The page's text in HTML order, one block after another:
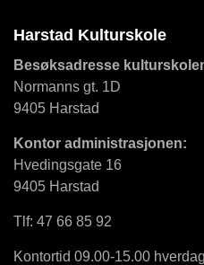
Harstad Kulturskole
Besøksadresse
Normanns gt. 1D
9405 Harstad
Kontor administrasjonen:
Hvedingsgate 16
9405 Harstad
Tlf: 47 66 85 92
Kontortid 09.00-15.00